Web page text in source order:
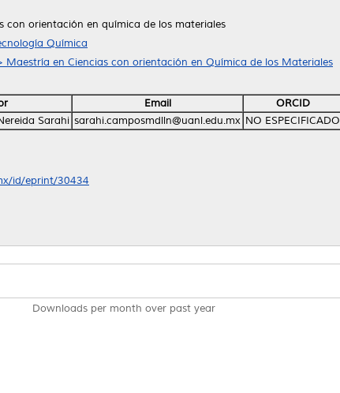
con orientación en química de los materiales
Química
Maestría en Ciencias con orientación en Química de los Materiales
Email
ORCID
Sarahi sarahi.camposmdlln@uanl.edu.mx NO ESPECIFICADO
id/eprint/30434
Downloads per month over past year